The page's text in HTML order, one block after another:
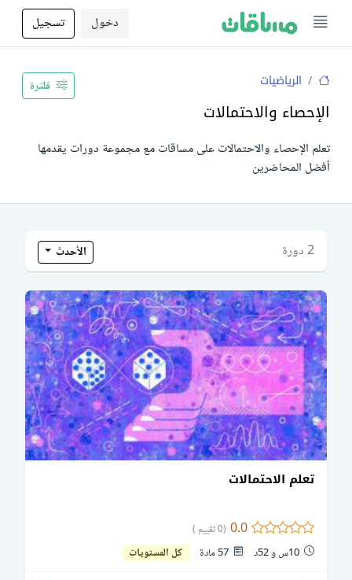
دخول تسجيل
فلترة الرياضيات
الإحصاء والاحتمالات
تعلم الإحصاء والاحتمالات على مساقات مع مجموعة دورات يقدمها
أفضل المحاضرين
2 دورة الأحدث
تعلم الاحتمالات
0.0 (0 تقييم )
10س و 52د 57 مادة كل المستويات